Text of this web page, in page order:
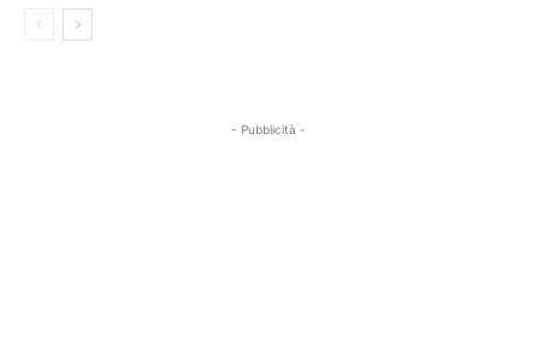
- Pubblicità -